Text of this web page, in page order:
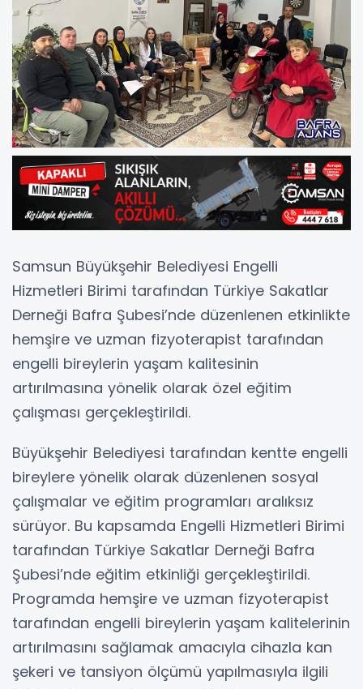
Samsun Büyükşehir Belediyesi Engelli
Hizmetleri Birimi tarafından Türkiye Sakatlar
Derneği Bafra Şubesi’nde düzenlenen etkinlikte
hemşire ve uzman fizyoterapist tarafından
engelli bireylerin yaşam kalitesinin
artırılmasına yönelik olarak özel eğitim
çalışması gerçekleştirildi.
Büyükşehir Belediyesi tarafından kentte engelli
bireylere yönelik olarak düzenlenen sosyal
çalışmalar ve eğitim programları aralıksız
sürüyor. Bu kapsamda Engelli Hizmetleri Birimi
tarafından Türkiye Sakatlar Derneği Bafra
Şubesi’nde eğitim etkinliği gerçekleştirildi.
Programda hemşire ve uzman fizyoterapist
tarafından engelli bireylerin yaşam kalitelerinin
artırılmasını sağlamak amacıyla cihazla kan
şekeri ve tansiyon ölçümü yapılmasıyla ilgili